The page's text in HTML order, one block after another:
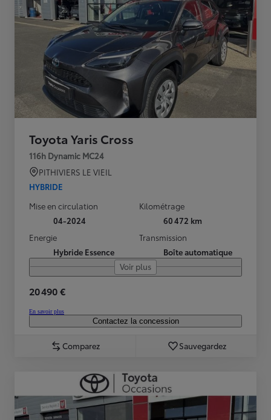
Toyota Yaris Cross
116h Dynamic MC24
PITHIVIERS LE VIEIL
HYBRIDE
Mise en circulation
04-2024
Kilométrage
60 472 km
Energie
Hybride Essence
Transmission
Boîte automatique
Voir plus
20 490 €
En savoir plus
Contactez la concession
Comparez Sauvegardez